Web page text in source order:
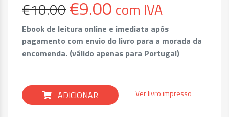
€10.00€9.00 com IVA
Ebook de leitura online e imediata após
pagamento com envio do livro para a morada da
encomenda. (válido apenas para Portugal)
ADICIONAR Ver livro impresso